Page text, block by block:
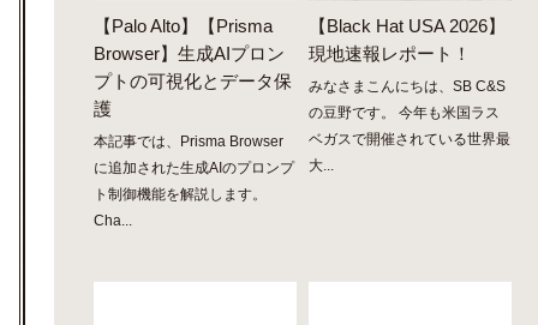
【Palo Alto】【Prisma
Browser】生成AIプロン
プトの可視化とデータ保
護
本記事では、Prisma Browser
に追加された生成AIのプロンプ
ト制御機能を解説します。
Cha...
【Black Hat USA 2026】
現地速報レポート！
みなさまこんにちは、SB C&S
の豆野です。 今年も米国ラス
ベガスで開催されている世界最
大...